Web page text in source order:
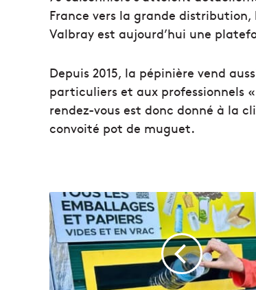
France vers la grande
Valbray est aujourd’hui une
Depuis 2015, la pépinière vend
particuliers et aux professionnels «
rendez-vous est donc donné à la
convoité pot de muguet.
L
e
t
r
i
d
e